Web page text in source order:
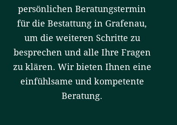
persönlichen Beratungstermin
für die Bestattung in Grafenau,
um die weiteren Schritte zu
besprechen und alle Ihre Fragen
zu klären. Wir bieten Ihnen eine
einfühlsame und kompetente
Beratung.